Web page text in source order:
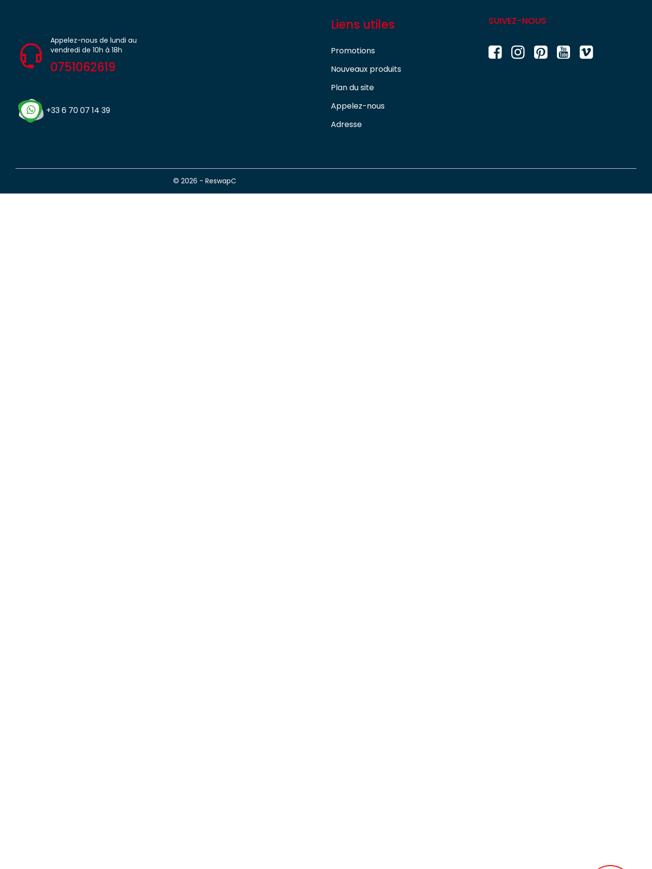
Appelez-nous de lundi au
vendredi de 10h à 18h
0751062619
+33 6 70 07 14 39
Liens utiles
Promotions
Nouveaux produits
Plan du site
Appelez-nous
Adresse
SUIVEZ-NOUS
© 2026 - ReswapC